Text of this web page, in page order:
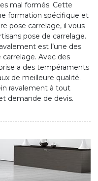
mal formés. Cette
formation spécifique et
pose carrelage, il vous
pose de carrelage.
est l’une des
Avec des
a des tempéraments
de meilleure qualité.
ravalement à tout
demande de devis.